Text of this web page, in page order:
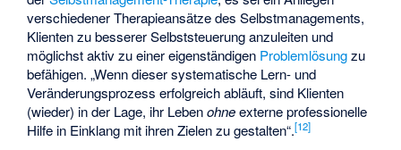
verschiedener Therapieansätze des Selbstmanagements,
Klienten zu besserer Selbststeuerung anzuleiten und
möglichst aktiv zu einer eigenständigen Problemlösungzu
befähigen. „Wenn dieser systematische Lern- und
Veränderungsprozess erfolgreich abläuft, sind Klienten
(wieder) in der Lage, ihr Lebenohneexterne professionelle
Hilfe in Einklang mit ihren Zielen zu gestalten“.[12]